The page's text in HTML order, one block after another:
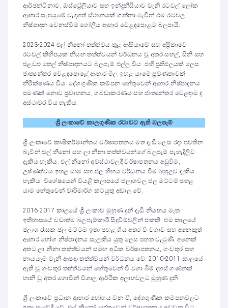
ආර්ජන්ටිනාව, ඕස්ට්‍රේලියාව සහ ඉන්දුනීසියාව වැනි රටවල් ලෝක
ආහාර සැපයුමේ වැදගත් ස්ථානයක් ගන්නා බැවින් එම රටවල
නිෂ්පාදන වෙනස්වීම් ගෝලීය ආහාර වෙළඳපොළට බලපායි.
2023-2024 එල් නීනෝ තත්ත්වය තුළ ආසියාවේ සහ අප්‍රිකාවේ
රටවල් කිහිපයක නියඟ තත්ත්වයන් වර්ධනය වූ අතර සහල්, සීනි සහ
එළවළු තෙල් නිෂ්පාදනයට බලපෑම් එල්ල විය. එහි ප්‍රතිඵලයක් ලෙස
ජාත්‍යන්තර වෙළඳපොළේ ආහාර මිල ඉහළ යාමේ ප්‍රවණතාවක්
නිරීක්ෂණය විය. දේශගුණික කම්පන හේතුවෙන් ආහාර නිෂ්පාදනය
පමණක් නොව ප්‍රවාහනය, ගබඩාකරණය සහ ජාත්‍යන්තර වෙළඳාම ද
අස්ථාවර විය හැකිය.
ශ්‍රී ලංකාවේ කාලගුණික රටාවට ඇති බලපෑම්
ශ්‍රී ලංකාවේ කෘෂිකර්මාන්තය වර්ෂාපතනය මත දැඩි ලෙස රඳා පවතින
බැවින් එල් නීනෝ සහ ලා නීනා තත්ත්වයන්ගේ බලපෑම් පැහැදිලිව
දැකිය හැකිය. එල් නීනෝ අවස්ථාවලදී වර්ෂාපතනය අඩුවීම,
උෂ්ණත්වය ඉහළ යාම සහ ජල හිඟය වර්ධනය වීම බහුලව දැකිය
හැකිය. විශේෂයෙන් වියළි කලාපයේ ජලාශවල ජල මට්ටම් පහළ
යාම හේතුවෙන් වාරිමාර්ග කටයුතු අඩාල වේ.
2016-2017 කාලයේ ශ්‍රී ලංකාව මුහුණ දුන් දැඩි නියඟය මෑත
ඉතිහාසයේ වඩාත්ම බලපෑම්කාරී සිදුවීම්වලින් එකකි. එම කාලයේ
ජලාශ රැසක ජල මට්ටම් ඉතා පහළ ගිය අතර වී වගාව සහ අනෙකුත්
ආහාර භෝග නිෂ්පාදනය සැලකිය යුතු ලෙස පහත වැටුණි. අනෙක්
අතට ලා නීනා තත්ත්වයන් සමඟ අධික වර්ෂාපතනය, ගංවතුර සහ
නායයෑම් වැනි ආපදා තත්ත්වයන් වර්ධනය වේ. 2010-2011 කාලයේ
ඇති වූ ගංවතුර තත්ත්වයන් හේතුවෙන් වී වගා බිම් දහස් ගණනක්
හානි වූ අතර ගොවීන් විශාල ආර්ථික අලාභවලට මුහුණ දුනි.
ශ්‍රී ලංකාවේ ප්‍රධාන ආහාර භෝගය වන වී, දේශගුණික කම්පනවලට